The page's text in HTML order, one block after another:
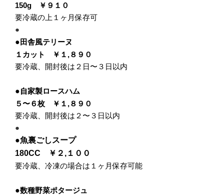
150g ￥９１０
要冷蔵の上１ヶ月保存可
●
● 田舎風テリーヌ
１カット ￥１,８９０
要冷蔵、開封後は２日〜３日以内
●自家製ロースハム
５〜６枚 ￥１,８９０
要冷蔵、開封後は２〜３日以内
●
●魚裏ごしスープ
180CC ￥２,１００
要冷蔵、冷凍の場合は１ヶ月保存可能
●数種野菜ポタージュ